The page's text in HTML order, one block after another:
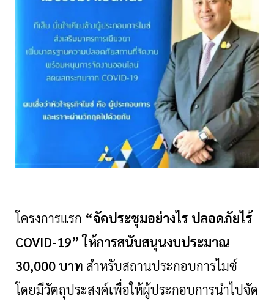
โครงการแรก “จัดประชุมอย่างไร ปลอดภัยไร้
COVID-19” ให้การสนับสนุนงบประมาณ
30,000 บาท สำหรับสถานประกอบการไมซ์
โดยมีวัตถุประสงค์เพื่อให้ผู้ประกอบการนำไปจัด